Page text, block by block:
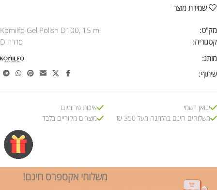
שמירת מוצר
מק"ט:
Komilfo Gel Polish D100, 15 ml
קטגוריה:
סדרה D
מותג:
שיתוף:
יבואן רשמי
משלוחים חינם בהזמנה מעל 350 ₪
איכות פרימיום
מוצרים מקוריים בלבד
משלוחי אקספרס חינם!